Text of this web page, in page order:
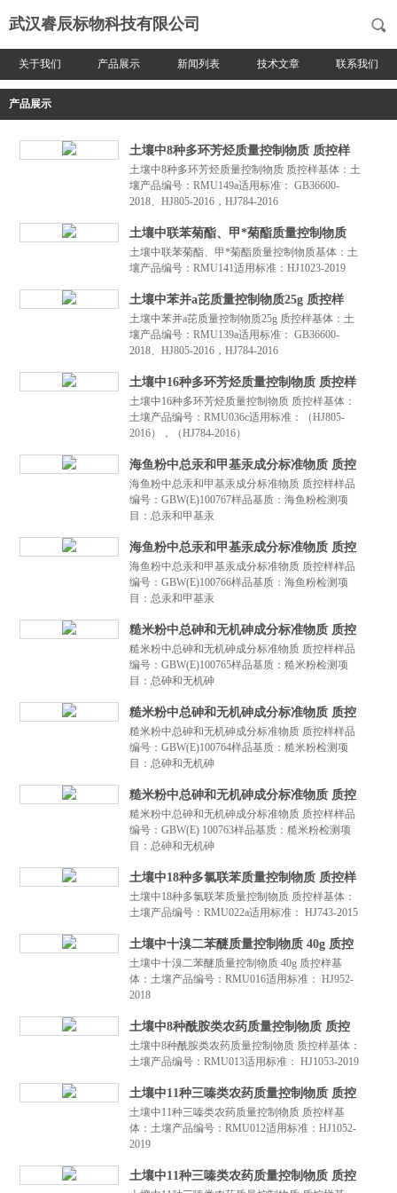
武汉睿辰标物科技有限公司
关于我们 产品展示 新闻列表 技术文章 联系我们
产品展示
土壤中8种多环芳烃质量控制物质 质控样
土壤中8种多环芳烃质量控制物质 质控样基体：土
壤产品编号：RMU149a适用标准： GB36600-
2018、HJ805-2016，HJ784-2016
土壤中联苯菊酯、甲*菊酯质量控制物质
土壤中联苯菊酯、甲*菊酯质量控制物质基体：土
壤产品编号：RMU141适用标准：HJ1023-2019
土壤中苯并a芘质量控制物质25g 质控样
土壤中苯并a芘质量控制物质25g 质控样基体：土
壤产品编号：RMU139a适用标准： GB36600-
2018、HJ805-2016，HJ784-2016
土壤中16种多环芳烃质量控制物质 质控样
土壤中16种多环芳烃质量控制物质 质控样基体：
土壤产品编号：RMU036c适用标准：（HJ805-
2016），（HJ784-2016）
海鱼粉中总汞和甲基汞成分标准物质 质控
样
海鱼粉中总汞和甲基汞成分标准物质 质控样样品
编号：GBW(E)100767样品基质：海鱼粉检测项
目：总汞和甲基汞
海鱼粉中总汞和甲基汞成分标准物质 质控
样
海鱼粉中总汞和甲基汞成分标准物质 质控样样品
编号：GBW(E)100766样品基质：海鱼粉检测项
目：总汞和甲基汞
糙米粉中总砷和无机砷成分标准物质 质控
样
糙米粉中总砷和无机砷成分标准物质 质控样样品
编号：GBW(E)100765样品基质：糙米粉检测项
目：总砷和无机砷
糙米粉中总砷和无机砷成分标准物质 质控
样
糙米粉中总砷和无机砷成分标准物质 质控样样品
编号：GBW(E)100764样品基质：糙米粉检测项
目：总砷和无机砷
糙米粉中总砷和无机砷成分标准物质 质控
样
糙米粉中总砷和无机砷成分标准物质 质控样样品
编号：GBW(E) 100763样品基质：糙米粉检测项
目：总砷和无机砷
土壤中18种多氯联苯质量控制物质 质控样
土壤中18种多氯联苯质量控制物质 质控样基体：
土壤产品编号：RMU022a适用标准： HJ743-2015
土壤中十溴二苯醚质量控制物质 40g 质控
样
土壤中十溴二苯醚质量控制物质 40g 质控样基
体：土壤产品编号：RMU016适用标准： HJ952-
2018
土壤中8种酰胺类农药质量控制物质 质控
样
土壤中8种酰胺类农药质量控制物质 质控样基体：
土壤产品编号：RMU013适用标准： HJ1053-2019
土壤中11种三嗪类农药质量控制物质 质控
样
土壤中11种三嗪类农药质量控制物质 质控样基
体：土壤产品编号：RMU012适用标准：HJ1052-
2019
土壤中11种三嗪类农药质量控制物质 质控